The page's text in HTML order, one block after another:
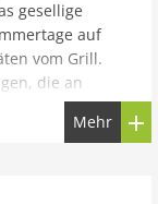
gesellige
auf
vom Grill.
die an
und Darts
Mehr